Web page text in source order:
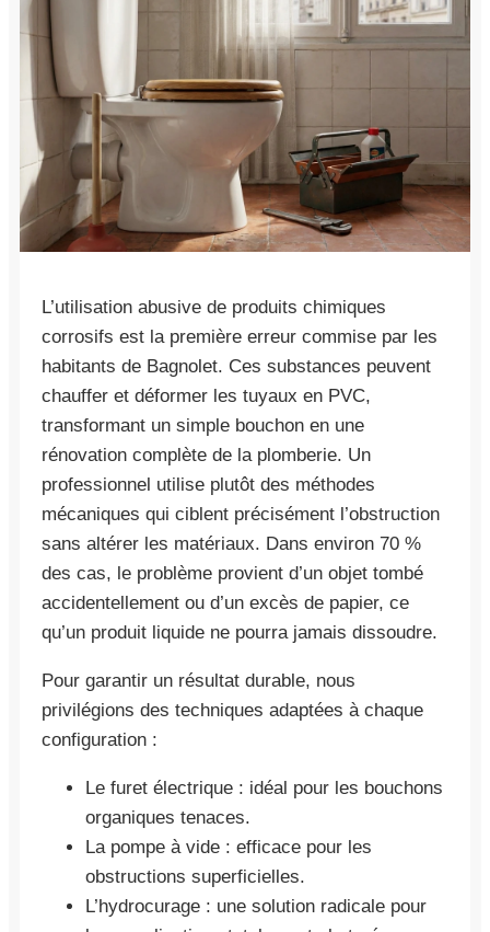
L’utilisation abusive de produits chimiques
corrosifs est la première erreur commise par les
habitants de Bagnolet. Ces substances peuvent
chauffer et déformer les tuyaux en PVC,
transformant un simple bouchon en une
rénovation complète de la plomberie. Un
professionnel utilise plutôt des méthodes
mécaniques qui ciblent précisément l’obstruction
sans altérer les matériaux. Dans environ 70 %
des cas, le problème provient d’un objet tombé
accidentellement ou d’un excès de papier, ce
qu’un produit liquide ne pourra jamais dissoudre.
Pour garantir un résultat durable, nous
privilégions des techniques adaptées à chaque
configuration :
Le furet électrique : idéal pour les bouchons
organiques tenaces.
La pompe à vide : efficace pour les
obstructions superficielles.
L’hydrocurage : une solution radicale pour